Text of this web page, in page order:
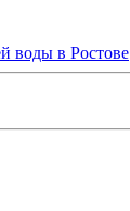
воды в Ростове